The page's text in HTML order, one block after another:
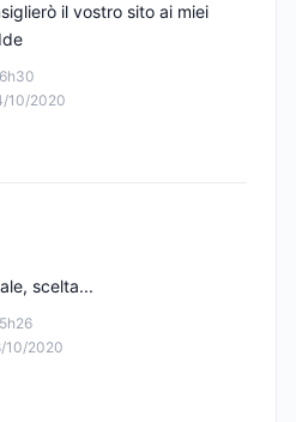
10/2020
il vostro sito ai miei
10/2020
scelta...